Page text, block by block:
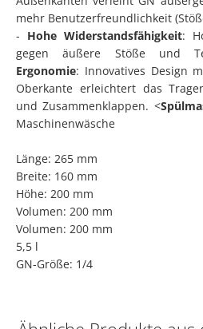
mehr Benutzerfreundlichkeit
- Hohe Widerstandsfähigkeit:
gegen äußere Stöße und
Ergonomie: Innovatives Design
Oberkante erleichtert das
und Zusammenklappen. <
Maschinenwäsche
Länge: 265 mm
Breite: 160 mm
Höhe: 200 mm
Volumen: 200 mm
Volumen: 200 mm
5,5 l
GN-Größe: 1/4